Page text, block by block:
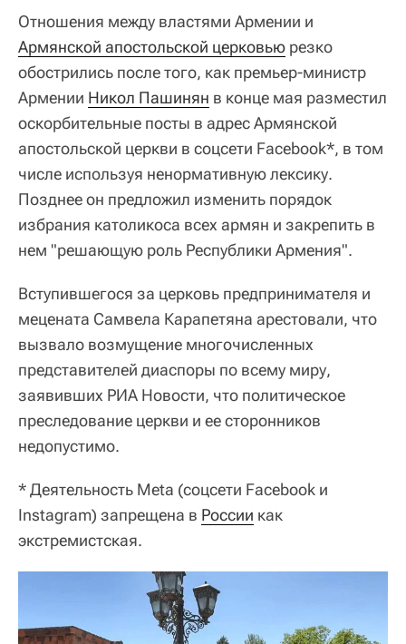
Отношения между властями Армении и
Армянской апостольской церковью резко
обострились после того, как премьер-министр
Армении Никол Пашинян в конце мая разместил
оскорбительные посты в адрес Армянской
апостольской церкви в соцсети Facebook*, в том
числе используя ненормативную лексику.
Позднее он предложил изменить порядок
избрания католикоса всех армян и закрепить в
нем "решающую роль Республики Армения".
Вступившегося за церковь предпринимателя и
мецената Самвела Карапетяна арестовали, что
вызвало возмущение многочисленных
представителей диаспоры по всему миру,
заявивших РИА Новости, что политическое
преследование церкви и ее сторонников
недопустимо.
* Деятельность Meta (соцсети Facebook и
Instagram) запрещена в России как
экстремистская.